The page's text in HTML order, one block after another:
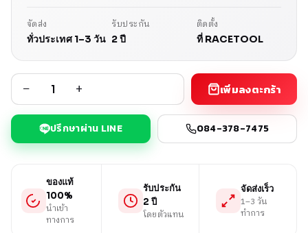
จัดส่ง
ทั่วประเทศ 1–3 วัน
รับประกัน
2 ปี
ติดตั้ง
ที่ RACETOOL
− + เพิ่มลงตะกร้า
ปรึกษาผ่าน LINE 084-378-7475
ของแท้
100%
นำเข้า
ทางการ
รับประกัน
2 ปี
โดยตัวแทน
จัดส่งเร็ว
1–3 วัน
ทำการ